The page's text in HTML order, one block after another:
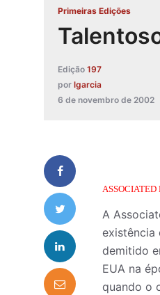
Primeiras Edições
Edição 197
por lgarcia
6 de novembro de 2002
ASSOCIATED
A
existência
demitido
EUA na
quando o